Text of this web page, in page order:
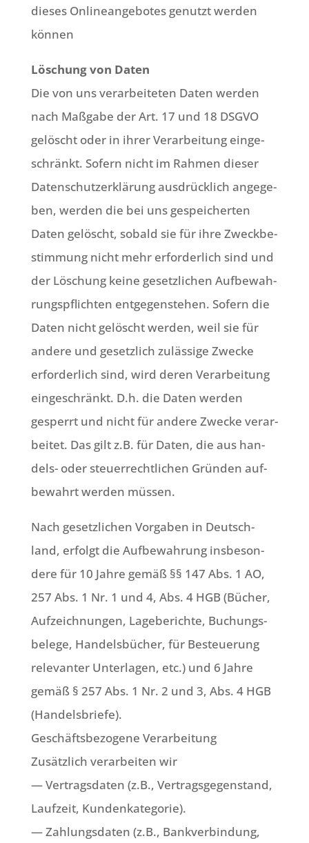
die­ses Online­an­ge­bo­tes genutzt wer­den
können
Löschung von Daten
Die von uns ver­ar­bei­te­ten Daten wer­den
nach Maß­ga­be der Art. 17 und 18 DSGVO
gelöscht oder in ihrer Ver­ar­bei­tung ein­ge­
schränkt. Sofern nicht im Rah­men die­ser
Daten­schutz­er­klä­rung aus­drück­lich ange­ge­
ben, wer­den die bei uns gespei­cher­ten
Daten gelöscht, sobald sie für ihre Zweck­be­
stim­mung nicht mehr erfor­der­lich sind und
der Löschung kei­ne gesetz­li­chen Auf­be­wah­
rungs­pflich­ten ent­ge­gen­ste­hen. Sofern die
Daten nicht gelöscht wer­den, weil sie für
ande­re und gesetz­lich zuläs­si­ge Zwecke
erfor­der­lich sind, wird deren Ver­ar­bei­tung
ein­ge­schränkt. D.h. die Daten wer­den
gesperrt und nicht für ande­re Zwecke ver­ar­
bei­tet. Das gilt z.B. für Daten, die aus han­
dels- oder steu­er­recht­li­chen Grün­den auf­
be­wahrt wer­den müssen.
Nach gesetz­li­chen Vor­ga­ben in Deutsch­
land, erfolgt die Auf­be­wah­rung ins­be­son­
de­re für 10 Jah­re gemäß §§ 147 Abs. 1 AO,
257 Abs. 1 Nr. 1 und 4, Abs. 4 HGB (Bücher,
Auf­zeich­nun­gen, Lage­be­rich­te, Buchungs­
be­le­ge, Han­dels­bü­cher, für Besteue­rung
rele­van­ter Unter­la­gen, etc.) und 6 Jah­re
gemäß § 257 Abs. 1 Nr. 2 und 3, Abs. 4 HGB
(Han­dels­brie­fe).
Geschäfts­be­zo­ge­ne Ver­ar­bei­tung
Zusätz­lich ver­ar­bei­ten wir
— Ver­trags­da­ten (z.B., Ver­trags­ge­gen­stand,
Lauf­zeit, Kun­den­ka­te­go­rie).
— Zah­lungs­da­ten (z.B., Bank­ver­bin­dung,